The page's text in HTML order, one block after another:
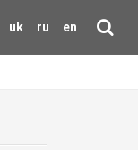
uk ru en